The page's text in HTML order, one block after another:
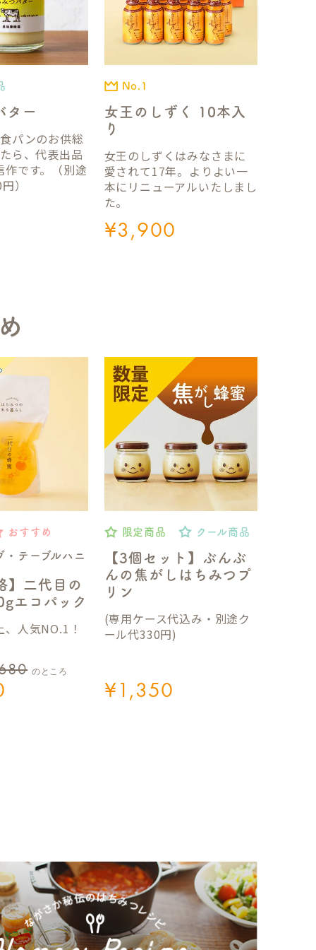
ター
パンのお供総
ら、代表出品
作です。（別途
）
No.1
女王のしずく 10本入
り
女王のしずくはみなさまに
愛されて17年。よりよい一
本にリニューアルいたしまし
た。
¥3,900
おすすめ
・テーブルハニ
】二代目の
エコパック
人気NO.1！
のところ
限定商品 クール商品
【3個セット】ぶんぶ
んの焦がしはちみつプ
リン
(専用ケース代込み・別途ク
ール代330円)
¥1,350